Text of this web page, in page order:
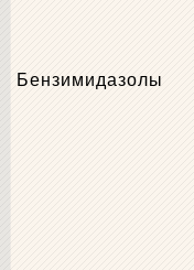
Бензимидазолы